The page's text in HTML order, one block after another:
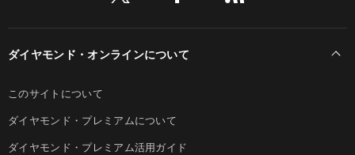
ダイヤモンド・オンラインについて
このサイトについて
ダイヤモンド・プレミアムについて
ダイヤモンド・プレミアム活用ガイド